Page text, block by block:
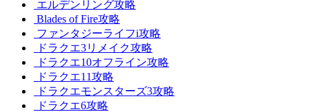
エルデンリング攻略
Blades of Fire攻略
ファンタジーライフi攻略
ドラクエ3リメイク攻略
ドラクエ10オフライン攻略
ドラクエ11攻略
ドラクエモンスターズ3攻略
ドラクエ6攻略